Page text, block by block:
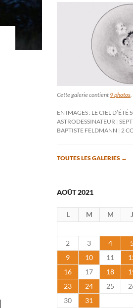
Cette galerie contient 9 photos
EN IMAGES : LE CIEL D’ÉTÉ
ASTRODESSINATEUR
BAPTISTE FELDMANN
2
TOUTES LES GALERIES →
AOÛT 2021
L M M J
2
3 4 5
9
10 11
16
17 18
23
24 25
30
31